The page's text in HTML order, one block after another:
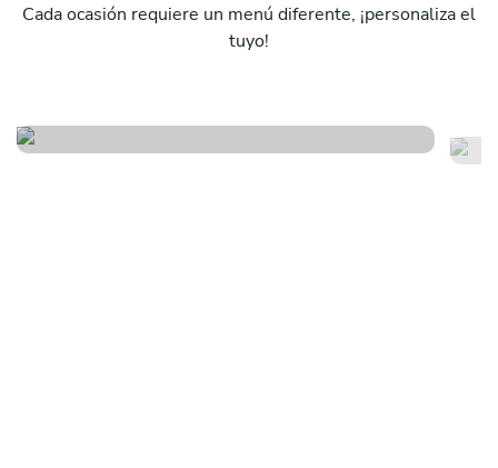
Cada ocasión requiere un menú diferente, ¡personaliza el
tuyo!